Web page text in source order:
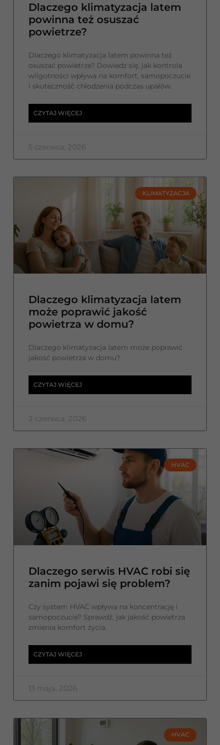
Dlaczego klimatyzacja latem
powinna też osuszać
powietrze?
Dlaczego klimatyzacja latem powinna też
osuszać powietrze? Dowiedz się, jak kontrola
wilgotności wpływa na komfort, samopoczucie
i skuteczność chłodzenia podczas upałów.
CZYTAJ WIĘCEJ
5 czerwca, 2026
KLIMATYZACJA
Dlaczego klimatyzacja latem
może poprawić jakość
powietrza w domu?
Dlaczego klimatyzacja latem może poprawić
jakość powietrza w domu?
CZYTAJ WIĘCEJ
2 czerwca, 2026
HVAC
Dlaczego serwis HVAC robi się
zanim pojawi się problem?
Czy system HVAC wpływa na koncentrację i
samopoczucie? Sprawdź, jak jakość powietrza
zmienia komfort życia.
CZYTAJ WIĘCEJ
13 maja, 2026
HVAC